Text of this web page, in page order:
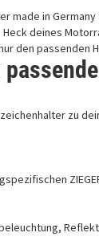
deines
den
zu